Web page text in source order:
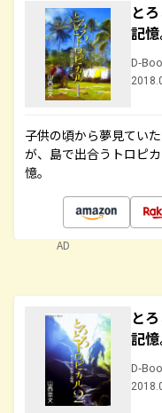
と
記
D-
子供の頃から夢見てい
が、島で出合うトロピ
憶。
AD
と
記
D-